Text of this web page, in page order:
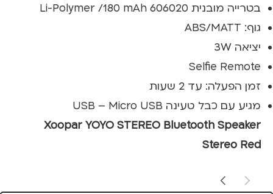
בטרייה מובנית 606020 Li-Polymer /180 mAh
גוף: ABS/MATT
יציאה 3W
Selfie Remote
זמן הפעלה: עד 2 שעות
מגיע עם כבל טעינה USB – Micro USB
Xoopar YOYO STEREO Bluetooth Speaker
Stereo Red